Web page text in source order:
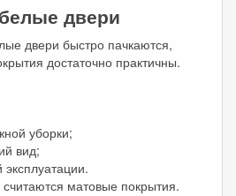
двери
двери быстро пачкаются,
достаточно практичны.
уборки;
вид;
матовые покрытия.